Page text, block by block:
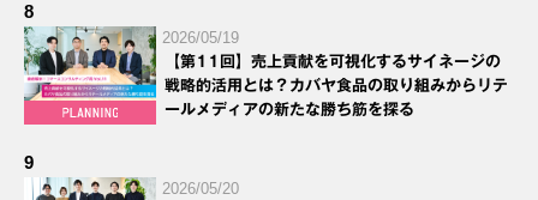
8
2026/05/19
【第11回】売上貢献を可視化するサイネージの
戦略的活用とは？カバヤ食品の取り組みからリテ
ールメディアの新たな勝ち筋を探る
9
2026/05/20